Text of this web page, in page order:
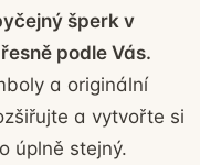
šperk v
podle Vás.
a originální
a vytvořte si
úplně stejný.